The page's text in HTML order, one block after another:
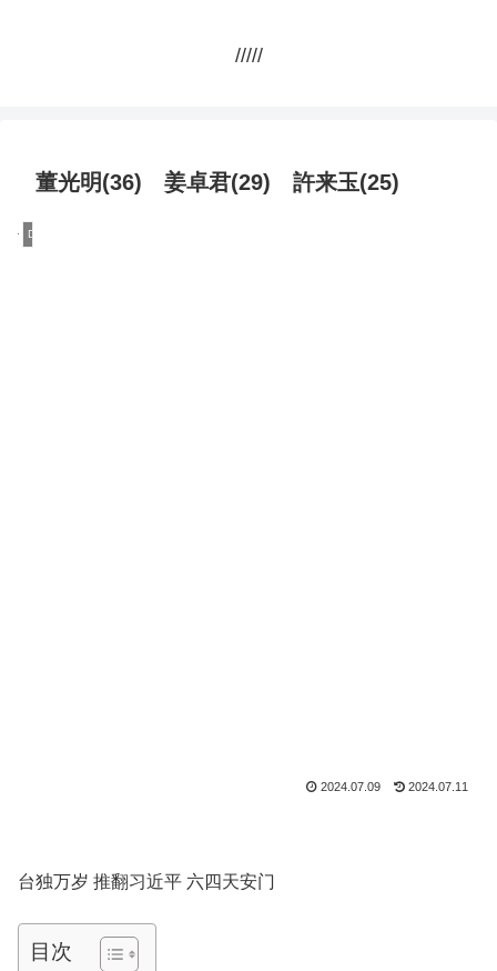
/////
董光明(36) 姜卓君(29) 許来玉(25)
DQN
2024.07.09 2024.07.11
台独万岁 推翻习近平 六四天安门
目次